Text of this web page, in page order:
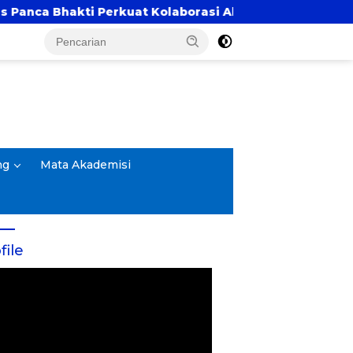
Kolaborasi Akademik Lewat Program PKM
Mata Akademisi